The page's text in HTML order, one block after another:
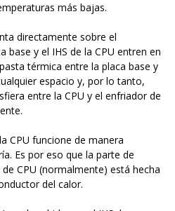
más bajas.
directamente sobre el
base y el IHS de la CPU entren en
térmica entre la placa base y
espacio y, por lo tanto,
entre la CPU y el enfriador de
CPU funcione de manera
Es por eso que la parte de
CPU (normalmente) está hecha
del calor.